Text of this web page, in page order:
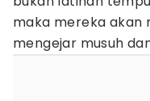
maka mereka akan
mengejar musuh